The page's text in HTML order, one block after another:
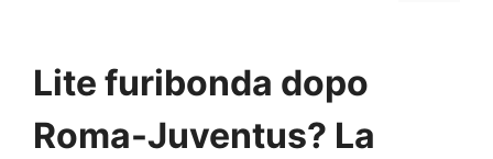
Lite furibonda dopo
Roma-Juventus? La